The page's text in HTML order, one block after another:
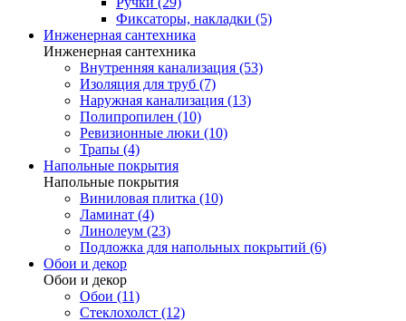
Фиксаторы, накладки (5)
Инженерная сантехника
Инженерная сантехника
Внутренняя канализация (53)
Изоляция для труб (7)
Наружная канализация (13)
Полипропилен (10)
Ревизионные люки (10)
Трапы (4)
Напольные покрытия
Напольные покрытия
Виниловая плитка (10)
Ламинат (4)
Линолеум (23)
Подложка для напольных покрытий (6)
Обои и декор
Обои и декор
Обои (11)
Стеклохолст (12)